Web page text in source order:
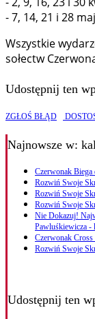
- 7, 14, 21 i 28
Wszystkie
sołectw
Udostępnij ten
ZGŁOŚ BŁĄD
Najnowsze w:
Czerwonak
Rozwiń Swoje
Rozwiń Swoje
Rozwiń Swoje
Nie Dokazuj!
Pawluśkiewicza -
Czerwonak
Rozwiń Swoje
Udostępnij ten